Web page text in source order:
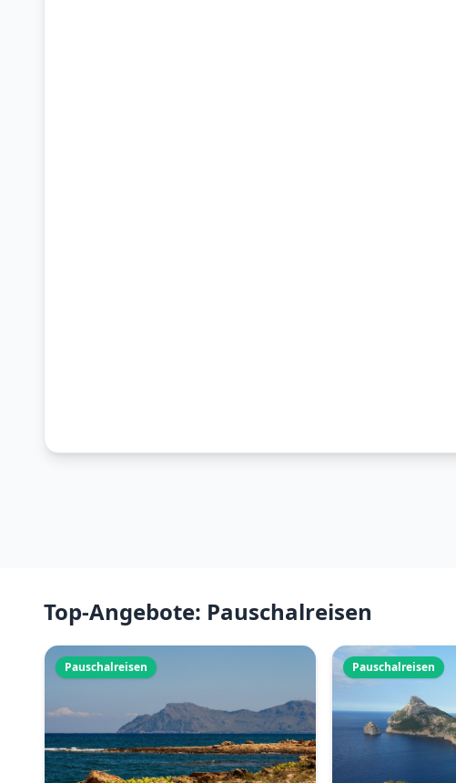
Top-Angebote: Pauschalreisen
Pauschalreisen Pauschalreisen